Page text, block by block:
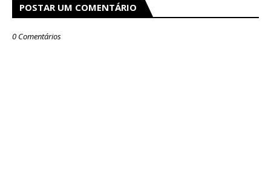
POSTAR UM COMENTÁRIO
0 Comentários